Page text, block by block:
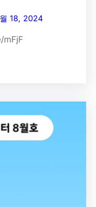
18, 2024
mFjF